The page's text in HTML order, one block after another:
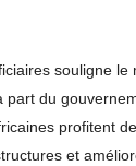
souligne le
part du
profitent
et